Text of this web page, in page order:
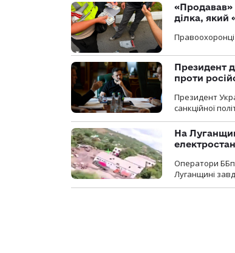
«Продавав»
ділка, який
Президент
проти
Президент
санкційної
На
Оператори
Луганщині